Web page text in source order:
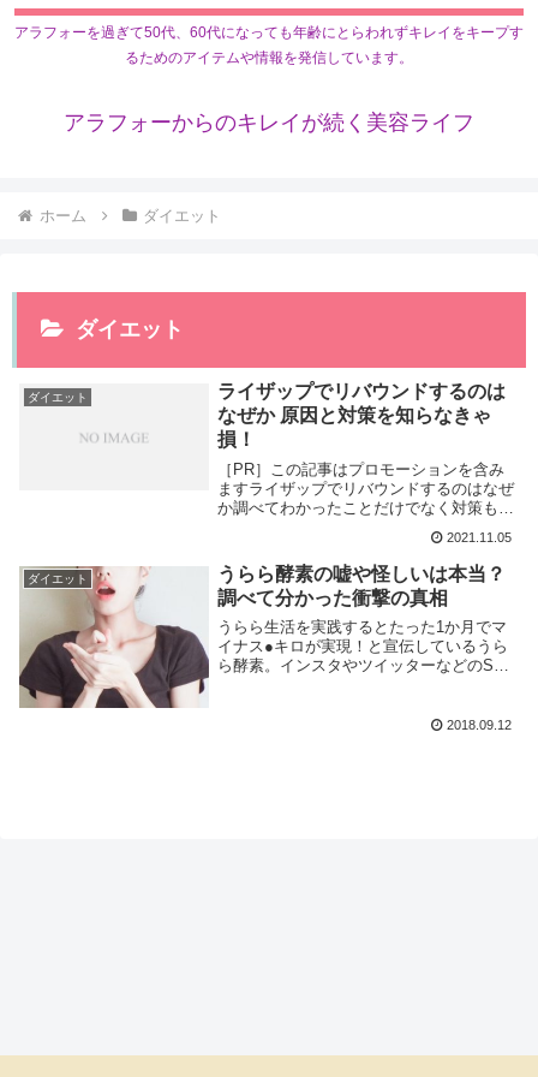
アラフォーを過ぎて50代、60代になっても年齢にとらわれずキレイをキープす
るためのアイテムや情報を発信しています。
アラフォーからのキレイが続く美容ライフ
ホーム ダイエット
ダイエット
ダイエット
ライザップでリバウンドするのは
なぜか 原因と対策を知らなきゃ
損！
［PR］この記事はプロモーションを含み
ますライザップでリバウンドするのはなぜ
か調べてわかったことだけでなく対策もま
てしまうのは、継続できないのが原因のひ
とつ。学んだことが習慣化されてないこと
も原因。リバ...
2021.11.05
ダイエット
うらら酵素の嘘や怪しいは本当？
調べて分かった衝撃の真相
うらら生活を実践するとたった1か月でマ
イナス●キロが実現！と宣伝しているうら
ら酵素。インスタやツイッターなどのSNS
うわさは本当？どうしてウワサが立ったの
2018.09.12